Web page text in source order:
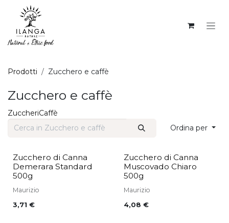
Prodotti Zucchero e caffè
Zucchero e caffè
ZuccheriCaffè
Ordina per
Zucchero di Canna
Demerara Standard
500g
Maurizio
3,71 €
Zucchero di Canna
Muscovado Chiaro
500g
Maurizio
4,08 €